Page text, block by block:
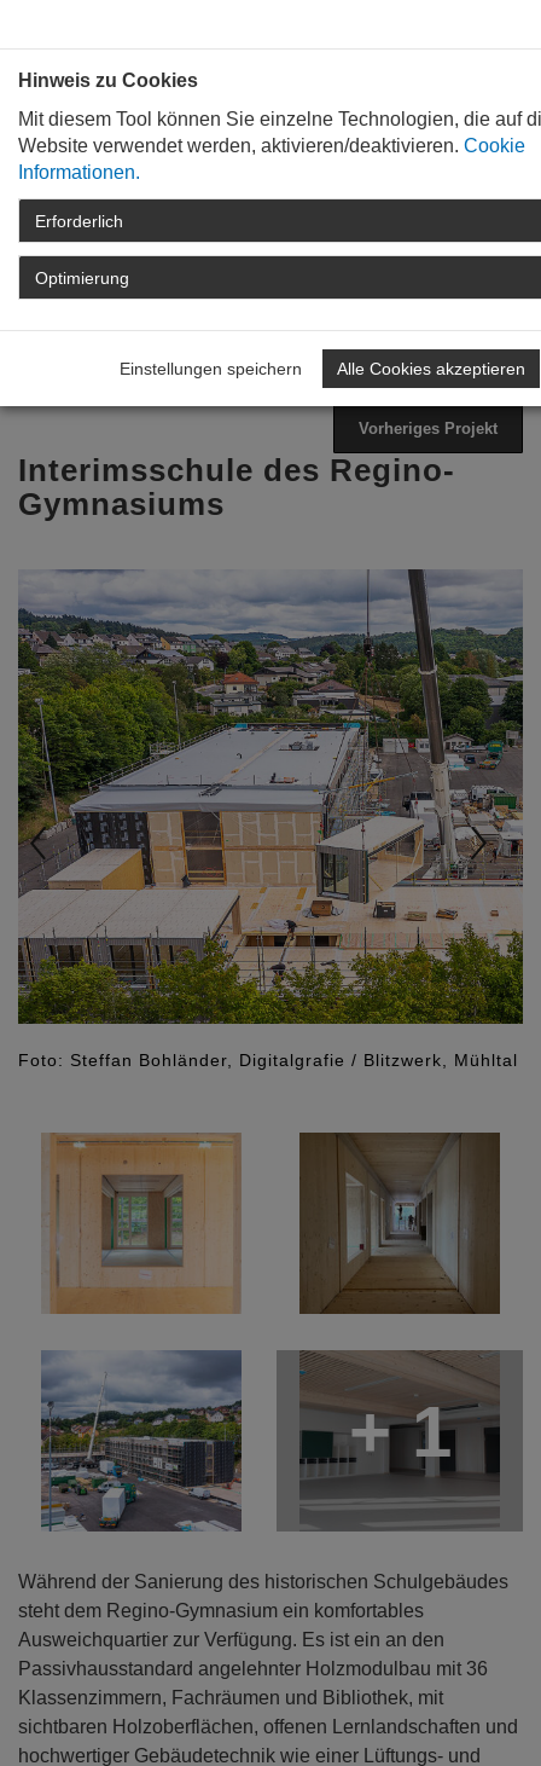
STARTSEITE
ARCHIV
TAG DER ARCHITEKTUR
2023
Zurück zur Übersicht Nächstes Projekt
Vorheriges Projekt
Interimsschule des Regino-
Gymnasiums
Foto: Steffan Bohländer, Digitalgrafie / Blitzwerk, Mühltal
+ 1
Während der Sanierung des historischen Schulgebäudes
steht dem Regino-Gymnasium ein komfortables
Ausweichquartier zur Verfügung. Es ist ein an den
Passivhausstandard angelehnter Holzmodulbau mit 36
Klassenzimmern, Fachräumen und Bibliothek, mit
sichtbaren Holzoberflächen, offenen Lernlandschaften und
hochwertiger Gebäudetechnik wie einer Lüftungs- und
Hinweis zu Cookies
Mit diesem Tool können Sie einzelne Technologien, die auf
Website verwendet werden, aktivieren/deaktivieren. Cookie
Informationen.
Erforderlich
Optimierung
Einstellungen speichern Alle Cookies akzeptieren